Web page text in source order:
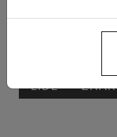
ERLI
LIDL
ZNAK